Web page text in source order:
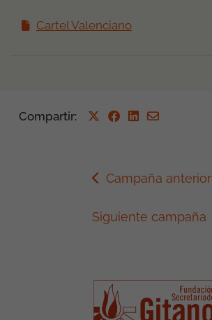
Cartel Valenciano
Compartir:
Campaña anterior
Siguiente campaña